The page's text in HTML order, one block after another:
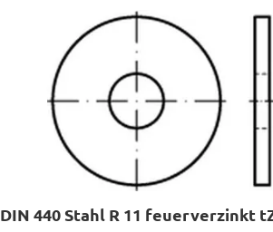
DIN 440 Stahl R 11 feuerverzinkt